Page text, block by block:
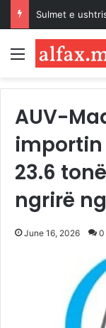
Menu
AUV-
importin
23.6
ngrirë
June 16, 2026 0